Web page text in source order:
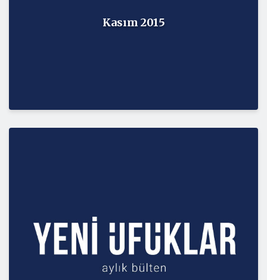
Kasım 2015